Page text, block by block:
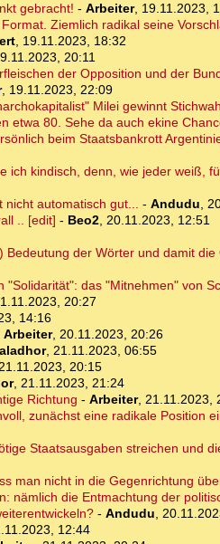
gebracht! - Arbeiter, 19.11.2023,
Ziemlich radikal seine
, 19.11.2023, 18:32
20:11
der Opposition und der
, 19.11.2023, 22:09
Milei gewinnt
etwa 80. Sehe da auch ekine
beim Staatsbankrott
ich kindisch, denn, wie jeder weiß,
nicht automatisch gut... - Andudu,
.. [edit] - Beo2, 20.11.2023, 12:51
Bedeutung der Wörter und damit
"Solidarität": das "Mitnehmen" von
20:27
14:16
Arbeiter, 20.11.2023, 20:26
, 21.11.2023, 06:55
20:15
, 21.11.2023, 21:24
Richtung - Arbeiter, 21.11.2023,
zunächst eine radikale Position
Staatsausgaben streichen und
man nicht in die Gegenrichtung
nämlich die Entmachtung der
- Andudu,
12:44